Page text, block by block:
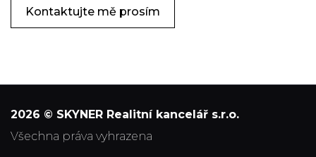
Kontaktujte mě prosím
2026 © SKYNER Realitní kancelář s.r.o.
všechna práva vyhrazena